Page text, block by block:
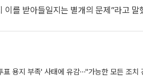
이를 받아들일지는 별개의 문제”라고 말
표 용지 부족' 사태에 유감⋯"가능한 모든 조치